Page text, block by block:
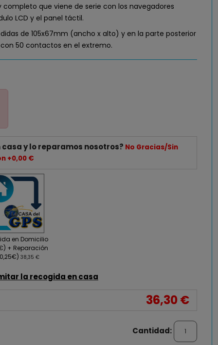
completo que viene de serie con los navegadores
LCD y el panel táctil.
de 105x67mm (ancho x alto) y en la parte posterior
50 contactos en el extremo.
casa y lo reparamos nosotros? No Gracias/Sin
+0,00 €
en Domicilio
+ Reparación
38,35 €
la recogida en casa
36,30 €
Cantidad: